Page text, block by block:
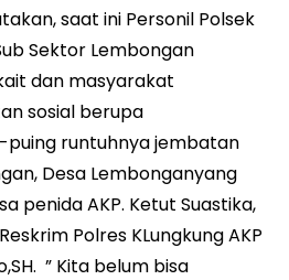
saat ini Personil Polsek
Sektor Lembongan
dan masyarakat
sosial berupa
runtuhnya jembatan
Desa Lembonganyang
penida AKP. Ketut Suastika,
Polres KLungkung AKP
” Kita belum bisa